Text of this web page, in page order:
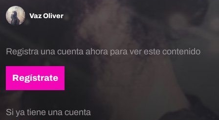
Vaz Oliver
Registra una cuenta ahora para ver este contenido
Regístrate
Si ya tiene una cuenta